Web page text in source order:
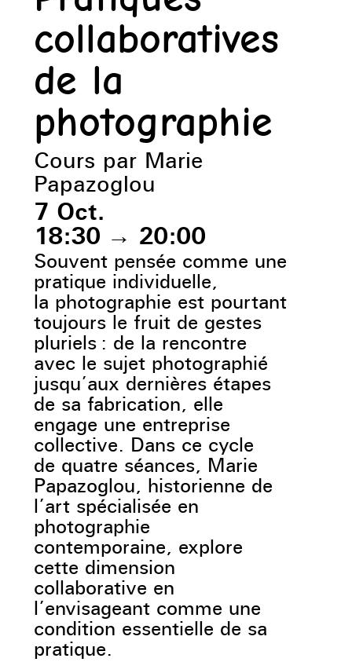
collaboratives
de la
photographie
Cours par Marie
Papazoglou
7 Oct.
18:30 → 20:00
Souvent pensée comme une
pratique individuelle,
la photographie est pourtant
toujours le fruit de gestes
pluriels : de la rencontre
avec le sujet photographié
jusqu’aux dernières étapes
de sa fabrication, elle
engage une entreprise
collective. Dans ce cycle
de quatre séances, Marie
Papazoglou, historienne de
l’art spécialisée en
photographie
contemporaine, explore
cette dimension
collaborative en
l’envisageant comme une
condition essentielle de sa
pratique.